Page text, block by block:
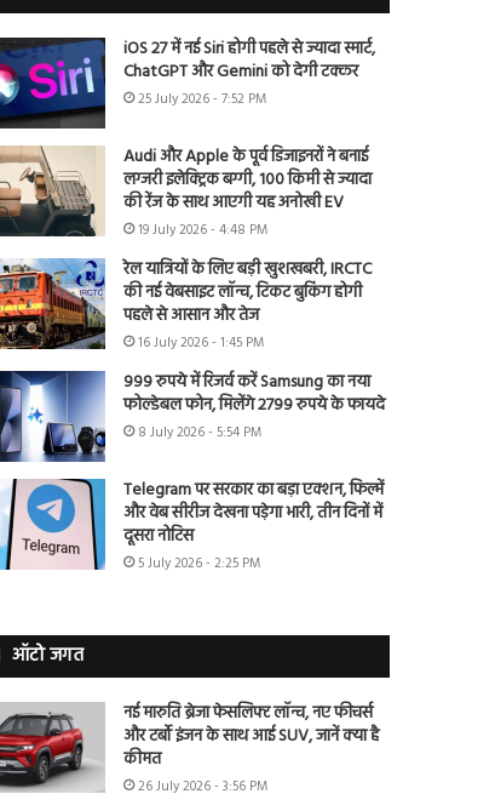
iOS 27 में नई Siri होगी पहले से ज्यादा स्मार्ट,
ChatGPT और Gemini को देगी टक्कर
25 July 2026 - 7:52 PM
Audi और Apple के पूर्व डिजाइनरों ने बनाई
लग्जरी इलेक्ट्रिक बग्गी, 100 किमी से ज्यादा
की रेंज के साथ आएगी यह अनोखी EV
19 July 2026 - 4:48 PM
रेल यात्रियों के लिए बड़ी खुशखबरी, IRCTC
की नई वेबसाइट लॉन्च, टिकट बुकिंग होगी
पहले से आसान और तेज
16 July 2026 - 1:45 PM
999 रुपये में रिजर्व करें Samsung का नया
फोल्डेबल फोन, मिलेंगे 2799 रुपये के फायदे
8 July 2026 - 5:54 PM
Telegram पर सरकार का बड़ा एक्शन, फिल्में
और वेब सीरीज देखना पड़ेगा भारी, तीन दिनों में
दूसरा नोटिस
5 July 2026 - 2:25 PM
ऑटो जगत
नई मारुति ब्रेजा फेसलिफ्ट लॉन्च, नए फीचर्स
और टर्बो इंजन के साथ आई SUV, जानें क्या है
कीमत
26 July 2026 - 3:56 PM